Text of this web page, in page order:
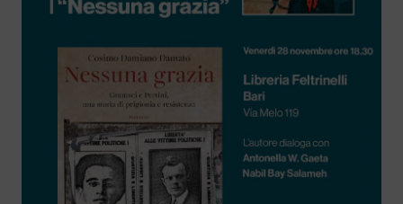
Letteratura, Storia e molto altro.
Rai Cultura
Per le scuole secondarie di I e II grado,
l’Università, i Docenti e l’istruzione degli
adulti.
Rai Scuola